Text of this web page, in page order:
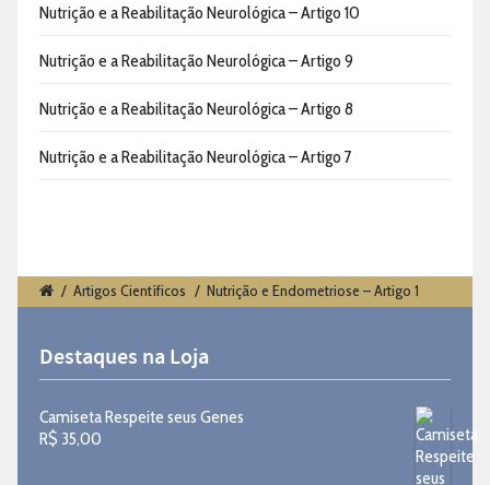
Nutrição e a Reabilitação Neurológica – Artigo 10
Nutrição e a Reabilitação Neurológica – Artigo 9
Nutrição e a Reabilitação Neurológica – Artigo 8
Nutrição e a Reabilitação Neurológica – Artigo 7
/ Artigos Científicos / Nutrição e Endometriose – Artigo 1
Destaques na Loja
Camiseta Respeite seus Genes
R$ 35,00